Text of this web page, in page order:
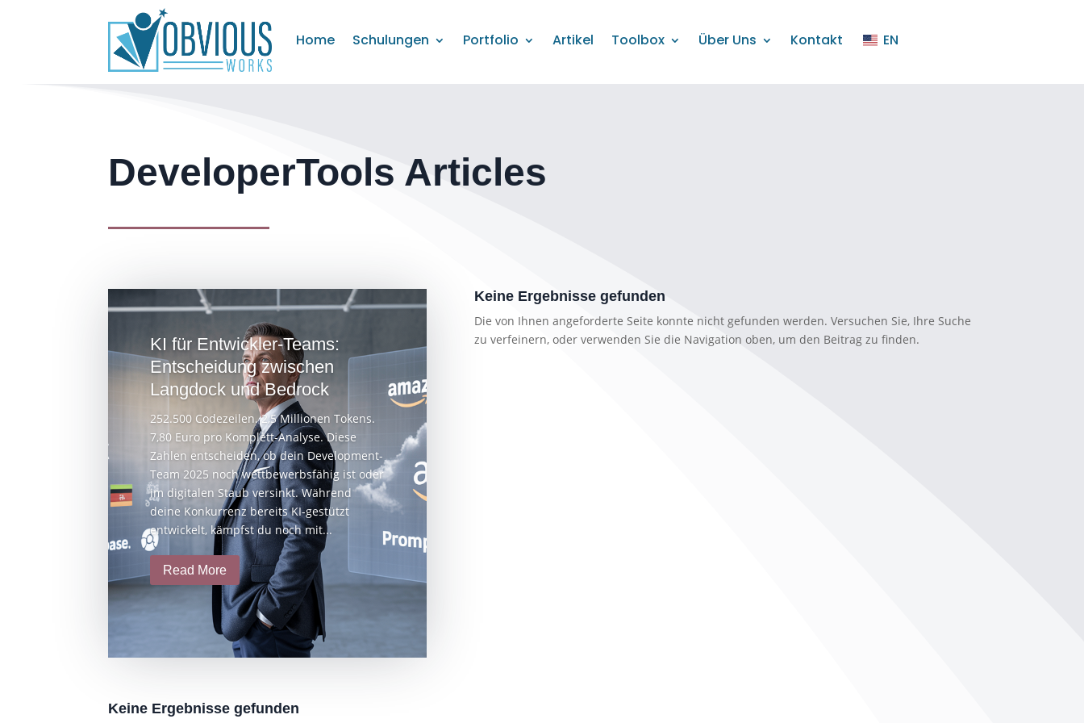
Home Schulungen Portfolio Artikel Toolbox Über Uns Kontakt EN
DeveloperTools Articles
KI für Entwickler-Teams:
Entscheidung zwischen
Langdock und Bedrock
252.500 Codezeilen. 2,5 Millionen Tokens.
7,80 Euro pro Komplett-Analyse. Diese
Zahlen entscheiden, ob dein Development-
Team 2025 noch wettbewerbsfähig ist oder
im digitalen Staub versinkt. Während
deine Konkurrenz bereits KI-gestützt
entwickelt, kämpfst du noch mit...
Read More
Keine Ergebnisse gefunden
Die von Ihnen angeforderte Seite konnte nicht gefunden werden. Versuchen Sie, Ihre Suche
zu verfeinern, oder verwenden Sie die Navigation oben, um den Beitrag zu finden.
Keine Ergebnisse gefunden